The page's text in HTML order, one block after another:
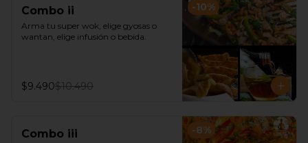
-10%
Combo ii
Arma tu super wok, elige gyosas o
wantan, elige infusión o bebida.
$9.490$10.490
-8%
Combo iii